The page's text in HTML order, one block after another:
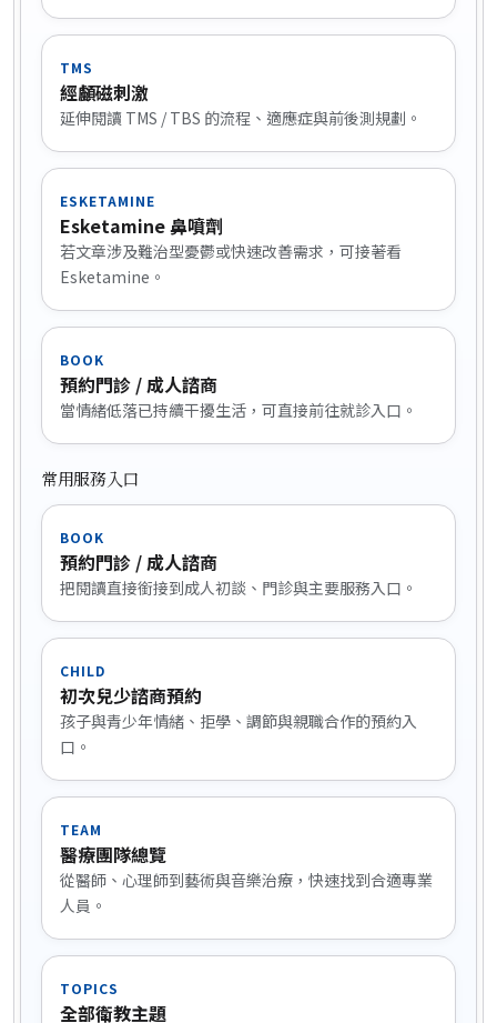
TMS
經顱磁刺激
延伸閱讀 TMS / TBS 的流程、適應症與前後測規劃。
ESKETAMINE
Esketamine 鼻噴劑
若文章涉及難治型憂鬱或快速改善需求，可接著看
Esketamine。
BOOK
預約門診 / 成人諮商
當情緒低落已持續干擾生活，可直接前往就診入口。
常用服務入口
BOOK
預約門診 / 成人諮商
把閱讀直接銜接到成人初談、門診與主要服務入口。
CHILD
初次兒少諮商預約
孩子與青少年情緒、拒學、調節與親職合作的預約入
口。
TEAM
醫療團隊總覽
從醫師、心理師到藝術與音樂治療，快速找到合適專業
人員。
TOPICS
全部衛教主題